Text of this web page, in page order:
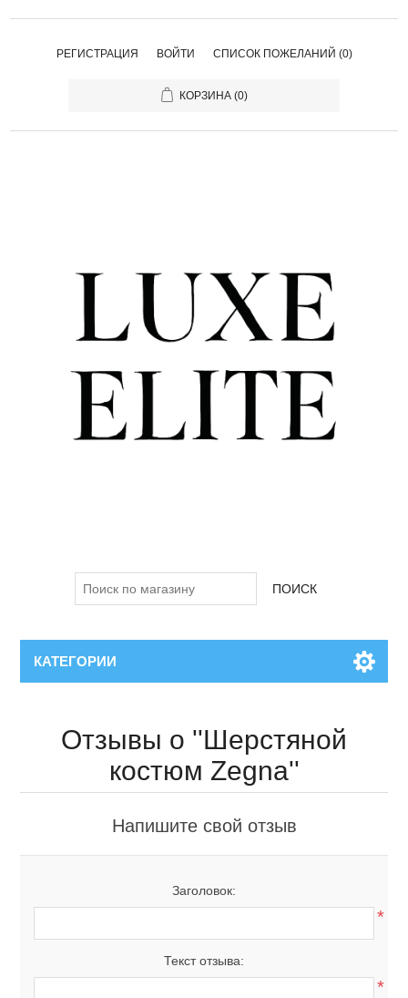
РЕГИСТРАЦИЯ ВОЙТИ СПИСОК ПОЖЕЛАНИЙ (0)
КОРЗИНА (0)
ПОИСК
КАТЕГОРИИ
Отзывы о
Шерстяной
костюм Zegna
Напишите свой отзыв
Заголовок:
*
Текст отзыва:
*